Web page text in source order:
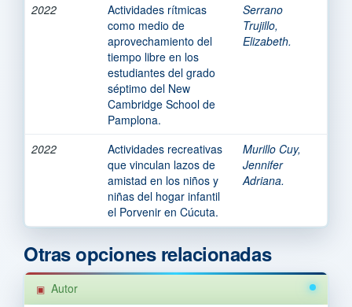
2022
Actividades rítmicas
como medio de
aprovechamiento del
tiempo libre en los
estudiantes del grado
séptimo del New
Cambridge School de
Pamplona.
Serrano
Trujillo,
Elizabeth.
2022
Actividades recreativas
que vinculan lazos de
amistad en los niños y
niñas del hogar infantil
el Porvenir en Cúcuta.
Murillo Cuy,
Jennifer
Adriana.
Otras opciones relacionadas
Autor